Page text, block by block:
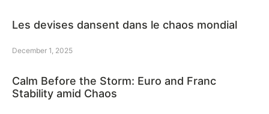
Les devises dansent dans le chaos mondial
December 1, 2025
Calm Before the Storm: Euro and Franc
Stability amid Chaos